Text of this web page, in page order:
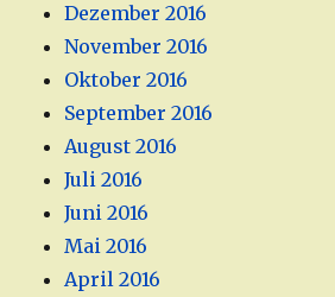
Dezember 2016
November 2016
Oktober 2016
September 2016
August 2016
Juli 2016
Juni 2016
Mai 2016
April 2016